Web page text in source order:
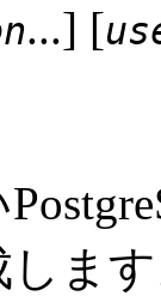
...] [
ま